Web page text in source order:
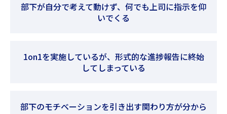
部下が自分で考えて動けず、何でも上司に指示を仰
いでくる
1on1を実施しているが、形式的な進捗報告に終始
してしまっている
部下のモチベーションを引き出す関わり方が分から